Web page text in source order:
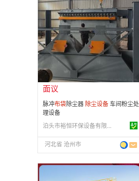
面议
会员注册：第 3 年
经营模式：生产制造
成立日期：2016-08-01
供应产品：50 条
面议
脉冲布袋除尘器 除尘设备车间粉尘处
理设备
泊头市裕恒环保设备有限公司
河北省 沧州市